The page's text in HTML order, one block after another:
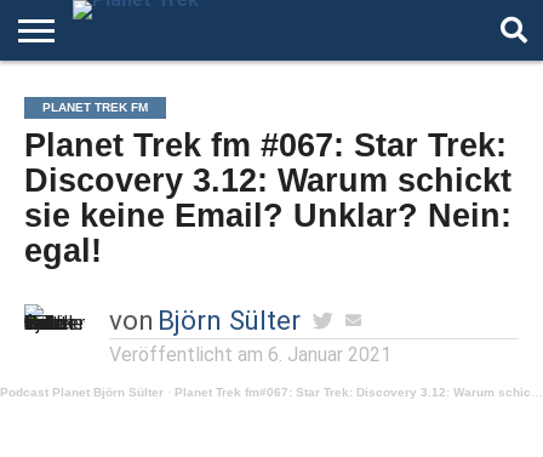
DER
PODCAST
ÜBER
STAR
TREK
ARTIKEL
ANDERE
WELTEN
AUTOREN
NIGHT
MODE
PLANET TREK FM
Planet Trek fm #067: Star Trek:
Discovery 3.12: Warum schickt
sie keine Email? Unklar? Nein:
egal!
von Björn Sülter
Veröffentlicht am 6. Januar 2021
Podcast Planet Björn Sülter · Planet Trek fm#067: Star Trek: Discovery 3.12: Warum schickt sie keine Email? Unklar? Nein: egal!